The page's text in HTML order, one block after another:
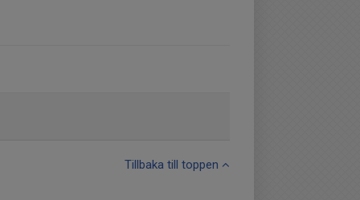
Tillbaka till toppen